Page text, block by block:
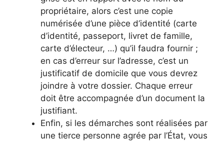
propriétaire, alors c’est une copie
numérisée d’une pièce d’identité (carte
d’identité, passeport, livret de famille,
carte d’électeur, …) qu’il faudra fournir ;
en cas d’erreur sur l’adresse, c’est un
justificatif de domicile que vous devrez
joindre à votre dossier. Chaque erreur
doit être accompagnée d’un document la
justifiant.
Enfin, si les démarches sont réalisées par
une tierce personne agrée par l’État, vous